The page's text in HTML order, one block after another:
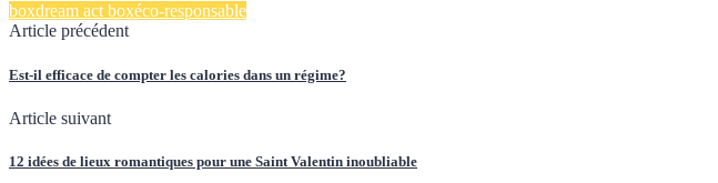
boxdream act boxéco-responsable
Article précédent
Est-il efficace de compter les calories dans un régime?
Article suivant
12 idées de lieux romantiques pour une Saint Valentin inoubliable